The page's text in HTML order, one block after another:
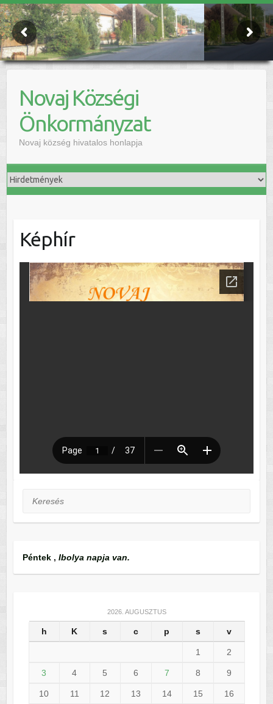
Novaj Községi
Önkormányzat
Novaj község hivatalos honlapja
Képhír
Keresés
Péntek , Ibolya napja van.
2026. AUGUSZTUS
h K s c p s v
1 2
3 4 5 6 7 8 9
10 11 12 13 14 15 16